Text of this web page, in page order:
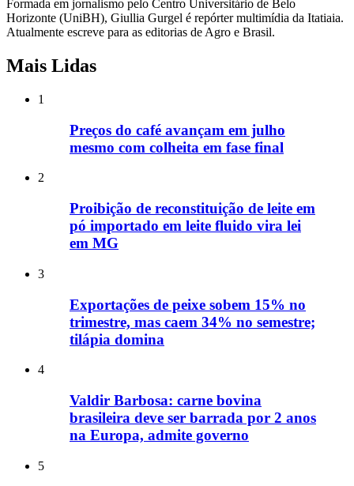
Formada em jornalismo pelo Centro Universitário de Belo
Horizonte (UniBH), Giullia Gurgel é repórter multimídia da Itatiaia.
Atualmente escreve para as editorias de Agro e Brasil.
Mais Lidas
1
Preços do café avançam em julho
mesmo com colheita em fase final
2
Proibição de reconstituição de leite em
pó importado em leite fluido vira lei
em MG
3
Exportações de peixe sobem 15% no
trimestre, mas caem 34% no semestre;
tilápia domina
4
Valdir Barbosa: carne bovina
brasileira deve ser barrada por 2 anos
na Europa, admite governo
5